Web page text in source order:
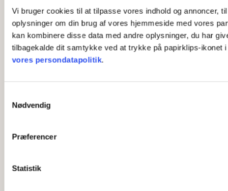
Vi bruger cookies til at tilpasse vores indhold og annoncer,
oplysninger om din brug af vores hjemmeside med vores
kan kombinere disse data med andre oplysninger, du har
tilbagekalde dit samtykke ved at trykke på papirklips-ikonet
vores persondatapolitik.
Nødvendig
Præferencer
Statistik